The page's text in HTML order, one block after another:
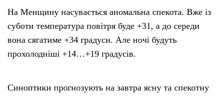
Бюджет
На Менщину насувається аномальна спекота. Вже із
суботи температура повітря буде +31, а до середи
вона сягатиме +34 градуси. Але ночі будуть
прохолодніші +14…+19 градусів.
Синоптики прогнозують на завтра ясну та спекотну